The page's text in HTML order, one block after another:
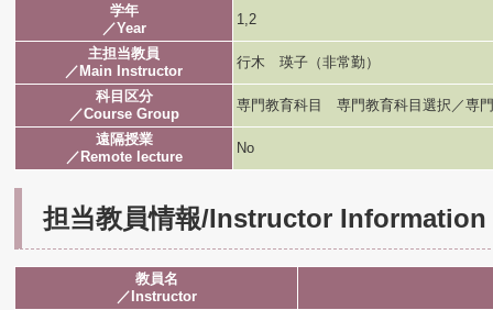
学年
／Year
1,2
主担当教員
／Main Instructor
行木 瑛子（非常勤）
科目区分
／Course Group
専門教育科目 専門教育科目選択／専
遠隔授業
／Remote lecture
No
担当教員情報/Instructor Information
教員名
／Instructor